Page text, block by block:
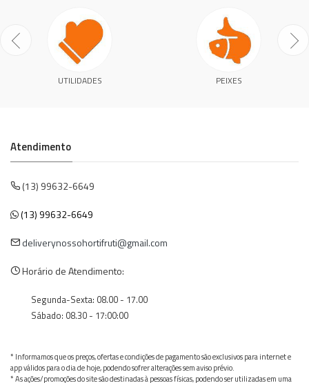
UTILIDADES PEIXES
Atendimento
(13) 99632-6649
(13) 99632-6649
deliverynossohortifruti@gmail.com
Horário de Atendimento:
Segunda-Sexta: 08.00 - 17.00
Sábado: 08.30 - 17:00:00
* Informamos que os preços, ofertas e condições de pagamento são exclusivos para internet e
app válidos para o dia de hoje, podendo sofrer alterações sem aviso prévio.
* As ações/promoções do site são destinadas à pessoas físicas, podendo ser utilizadas em uma